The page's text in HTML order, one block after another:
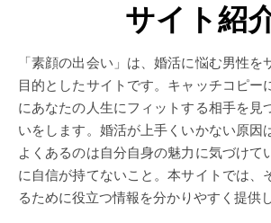
サイト紹
「素顔の出会い」は、婚活に悩む男性をサポートすることを
目的としたサイトです。キャッチコピー
にあなたの人生にフィットする相手を見
いをします。婚活が上手くいかない原因
よくあるのは自分自身の魅力に気づけて
に自信が持てないこと。本サイトでは、
るために役立つ情報を分かりやすく提供